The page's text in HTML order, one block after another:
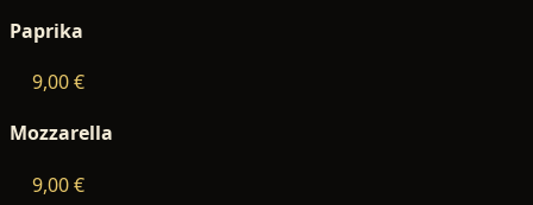
Paprika
9,00 €
Mozzarella
9,00 €